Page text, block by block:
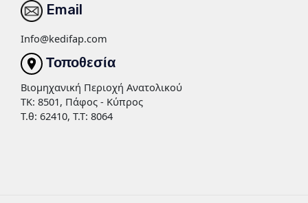
Email
Info@kedifap.com
Τοποθεσία
Βιομηχανική Περιοχή Ανατολικού
TK: 8501, Πάφος - Κύπρος
Τ.θ: 62410, Τ.Τ: 8064